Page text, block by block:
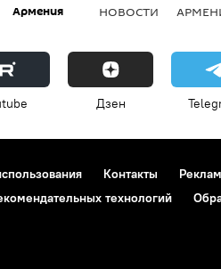
Армения НОВОСТИ
Дзен
Контакты
технологий